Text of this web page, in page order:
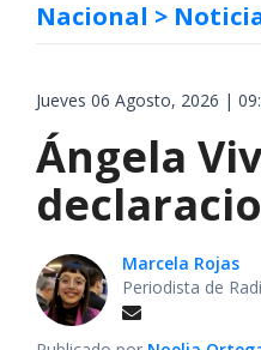
Nacional >
Jueves 06 Agosto, 2026 |
Ángela
Marcela Rojas
Periodista de